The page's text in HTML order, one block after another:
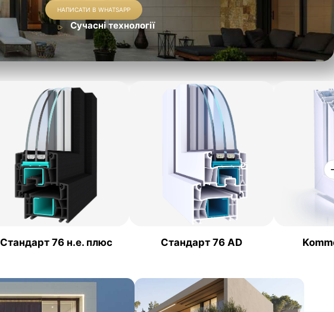
НАПИСАТИ В WHATSAPP
Сучасні технології
Стандарт 76 н.е. плюс Стандарт 76 AD